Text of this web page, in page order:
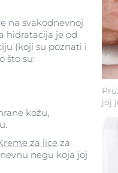
joj
na svakodnevnoj
hidratacija je od
(koji su poznati i
što su:
kožu,
za lice za
negu koja joj